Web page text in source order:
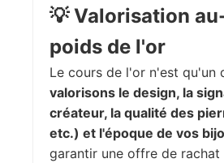
💡Valorisation
poids de l'or
Le cours de l'or n'est qu'un
valorisons le design, la
créateur, la qualité des
etc.) et l'époque de vos
garantir une offre de rachat